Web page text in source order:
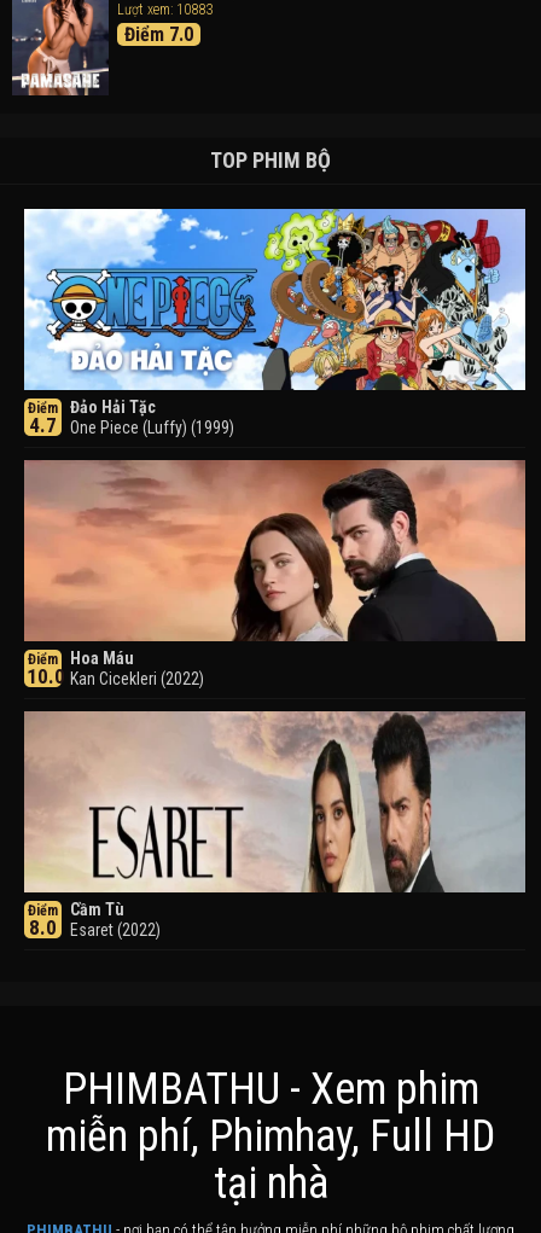
Lượt xem: 10883
Điểm 7.0
TOP PHIM BỘ
Điểm
4.7
Đảo Hải Tặc
One Piece (Luffy) (1999)
Điểm
10.0
Hoa Máu
Kan Cicekleri (2022)
Điểm
8.0
Cầm Tù
Esaret (2022)
Khuyển Dạ Xoa
PHIMBATHU - Xem phim
miễn phí, Phimhay, Full HD
tại nhà